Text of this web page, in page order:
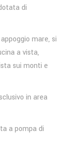
di
mare, si
a vista,
sui monti e
in area
a pompa di